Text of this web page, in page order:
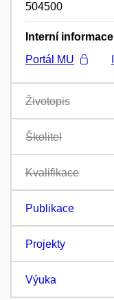
504500
Interní informace
Portál MU
Životopis
Školitel
Kvalifikace
Publikace
Projekty
Výuka